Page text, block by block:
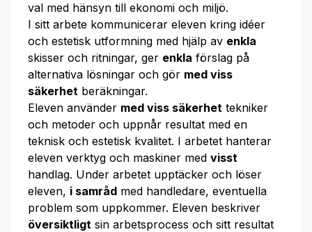
val med hänsyn till ekonomi och miljö.
I sitt arbete kommunicerar eleven kring idéer
och estetisk utformning med hjälp av enkla
skisser och ritningar, ger enkla förslag på
alternativa lösningar och gör med viss
säkerhet beräkningar.
Eleven använder med viss säkerhet tekniker
och metoder och uppnår resultat med en
teknisk och estetisk kvalitet. I arbetet hanterar
eleven verktyg och maskiner med visst
handlag. Under arbetet upptäcker och löser
eleven, i samråd med handledare, eventuella
problem som uppkommer. Eleven beskriver
översiktligt sin arbetsprocess och sitt resultat